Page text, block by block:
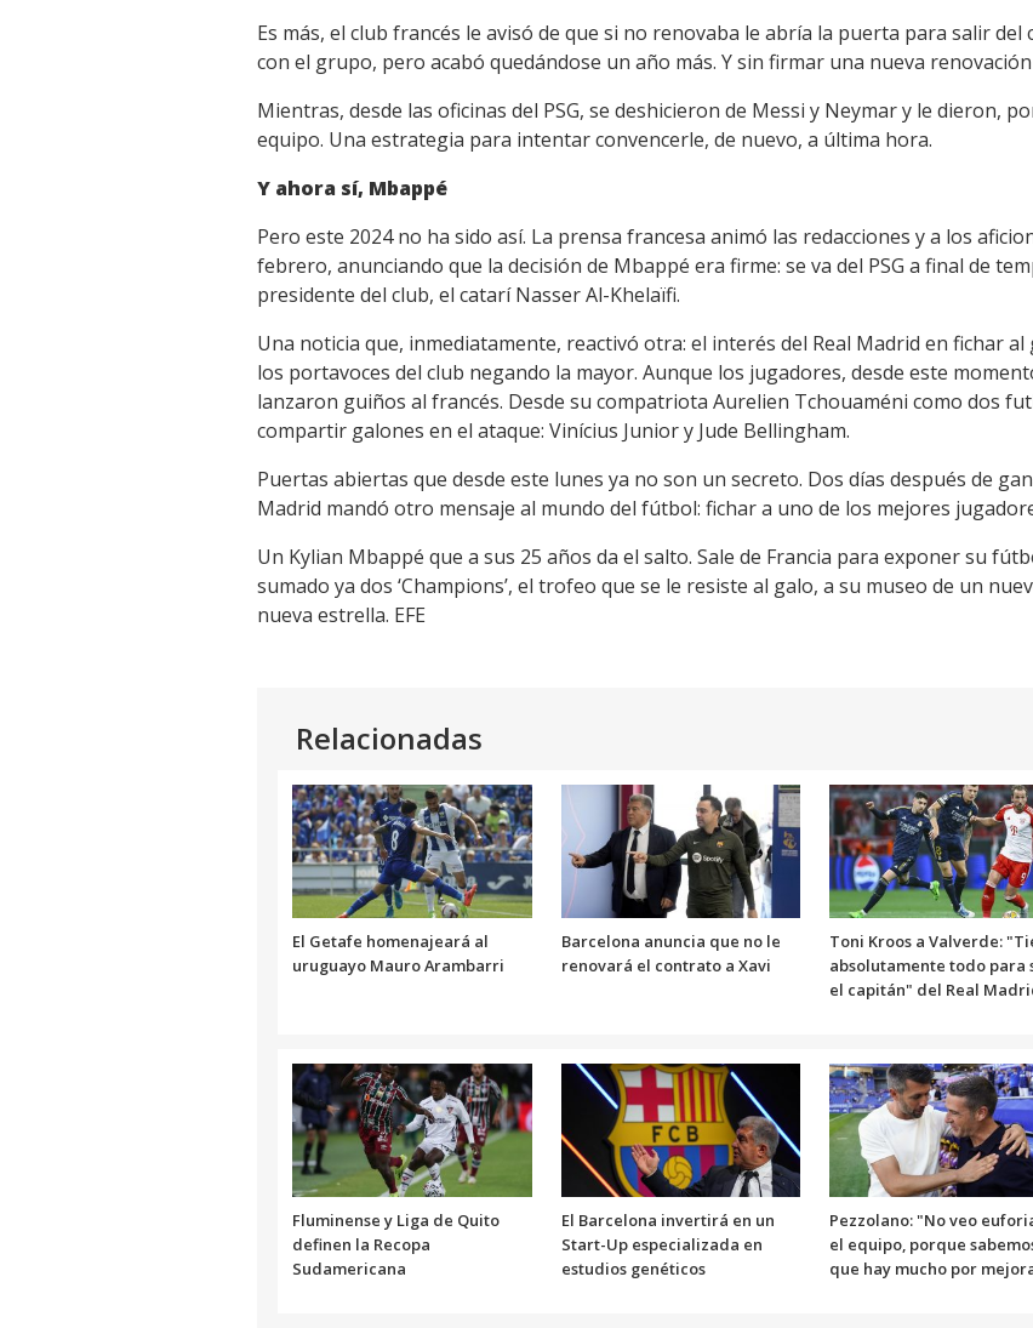
Es más, el club francés le avisó de que si no renovaba le abría la puerta para salir
con el grupo, pero acabó quedándose un año más. Y sin firmar una nueva
Mientras, desde las oficinas del PSG, se deshicieron de Messi y Neymar y le dieron,
equipo. Una estrategia para intentar convencerle, de nuevo, a última hora.
Y ahora sí, Mbappé
Pero este 2024 no ha sido así. La prensa francesa animó las redacciones y a los
febrero, anunciando que la decisión de Mbappé era firme: se va del PSG a final de
presidente del club, el catarí Nasser Al-Khelaïfi.
Una noticia que, inmediatamente, reactivó otra: el interés del Real Madrid en fichar
los portavoces del club negando la mayor. Aunque los jugadores, desde este
lanzaron guiños al francés. Desde su compatriota Aurelien Tchouaméni como dos
compartir galones en el ataque: Vinícius Junior y Jude Bellingham.
Puertas abiertas que desde este lunes ya no son un secreto. Dos días después de
Madrid mandó otro mensaje al mundo del fútbol: fichar a uno de los mejores
Un Kylian Mbappé que a sus 25 años da el salto. Sale de Francia para exponer su
sumado ya dos ‘Champions’, el trofeo que se le resiste al galo, a su museo de un
nueva estrella. EFE
Relacionadas
El Getafe homenajeará al
uruguayo Mauro Arambarri
Barcelona anuncia que no le
renovará el contrato a Xavi
Toni Kroos a Valverde:
absolutamente todo para
el capitán" del Real
Fluminense y Liga de Quito
definen la Recopa
Sudamericana
El Barcelona invertirá en un
Start-Up especializada en
estudios genéticos
Pezzolano: "No veo
el equipo, porque
que hay mucho por